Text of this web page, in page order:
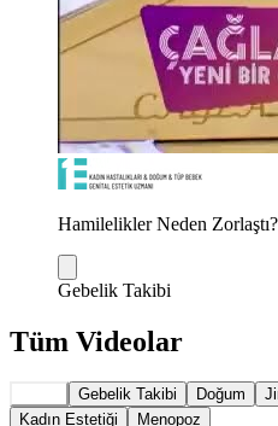
Hamilelikler Neden Zorlaştı?
Gebelik Takibi
Tüm Videolar
Gebelik Takibi Doğum
Kadın Estetiği
Menopoz